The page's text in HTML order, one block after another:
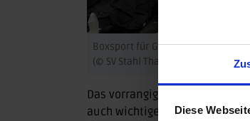
Diese
Boxsport für Groß und Klein – die
(© SV Stahl Thale)
Das vorrangige Ziel der
auch wichtige Werte zu